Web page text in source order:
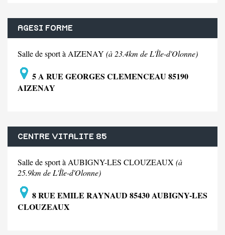
AGESI FORME
Salle de sport à AIZENAY (à 23.4km de L'Île-d'Olonne)
5 A RUE GEORGES CLEMENCEAU 85190
AIZENAY
CENTRE VITALITE 85
Salle de sport à AUBIGNY-LES CLOUZEAUX (à
25.9km de L'Île-d'Olonne)
8 RUE EMILE RAYNAUD 85430 AUBIGNY-LES
CLOUZEAUX